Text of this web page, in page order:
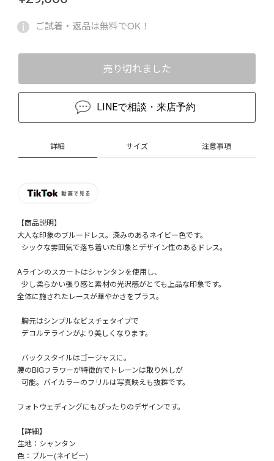
ご試着・返品は無料でOK！
売り切れました
LINEで相談・来店予約
詳細 サイズ 注意事項
【商品説明】
大人な印象のブルードレス。深みのあるネイビー色です。
シックな雰囲気で落ち着いた印象とデザイン性のあるドレス。
Aラインのスカートはシャンタンを使用し、
少し柔らかい張り感と素材の光沢感がとても上品な印象です。
全体に施されたレースが華やかさをプラス。
胸元はシンプルなビスチェタイプで
デコルテラインがより美しくなります。
バックスタイルはゴージャスに。
腰のBIGフラワーが特徴的でトレーンは取り外しが
可能。バイカラーのフリルは写真映えも抜群です。
フォトウェディングにもぴったりのデザインです。
【詳細】
生地：シャンタン
色：ブルー(ネイビー)